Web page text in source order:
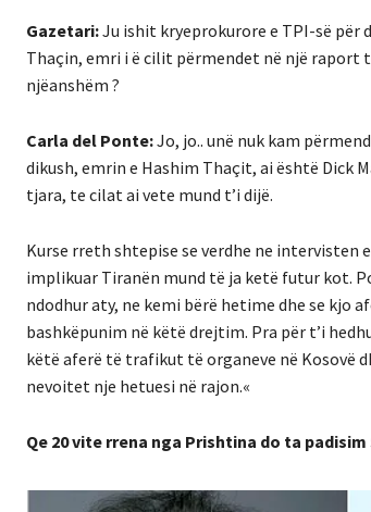
Gazetari:Ju ishit kryeprokurore e TPI-së për
Thaçin, emri i ë cilit përmendet në një raport
njëanshëm ?
Carla del Ponte:Jo, jo.. unë nuk kam
dikush, emrin e Hashim Thaçit, ai është Dick
tjara, te cilat ai vete mund t’i dijë.
Kurse rreth shtepise se verdhe ne intervisten
implikuar Tiranën mund të ja ketë futur kot.
ndodhur aty, ne kemi bërë hetime dhe se kjo
bashkëpunim në këtë drejtim. Pra për t’i
këtë aferë të trafikut të organeve në Kosovë
nevoitet nje hetuesi në rajon.«
Qe 20 vite rrena nga Prishtina do ta